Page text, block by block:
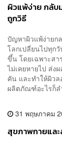
ผิวแพ้ง่าย กลับ
ถูกวิธี
ปัญหาผิวแพ้ง่ายก
โลกเปลี่ยนไปทุก
ขึ้น โดยเฉพาะสา
ไม่เคยหายไป ส่ง
คัน และทำให้ผิว
ผลิตภัณฑ์อะไรก็ล
31 พฤษภาคม
สุขภาพกายแล